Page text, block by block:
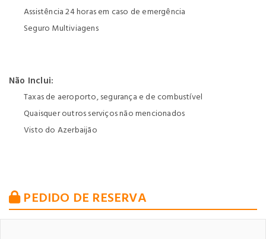
Assistência 24 horas em caso de emergência
Seguro Multiviagens
Não Inclui:
Taxas de aeroporto, segurança e de combustível
Quaisquer outros serviços não mencionados
Visto do Azerbaijão
PEDIDO DE RESERVA